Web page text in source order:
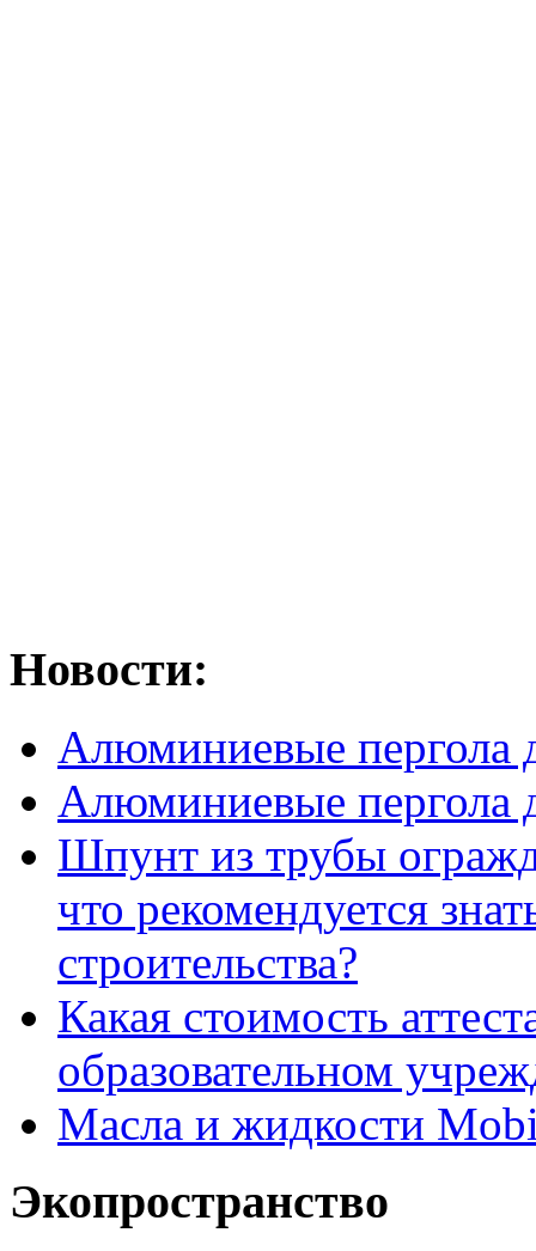
Новости:
Алюминиевые пергола
Алюминиевые пергола
Шпунт из трубы
что рекомендуется
строительства?
Какая стоимость
образовательном
Масла и жидкости
Экопространство